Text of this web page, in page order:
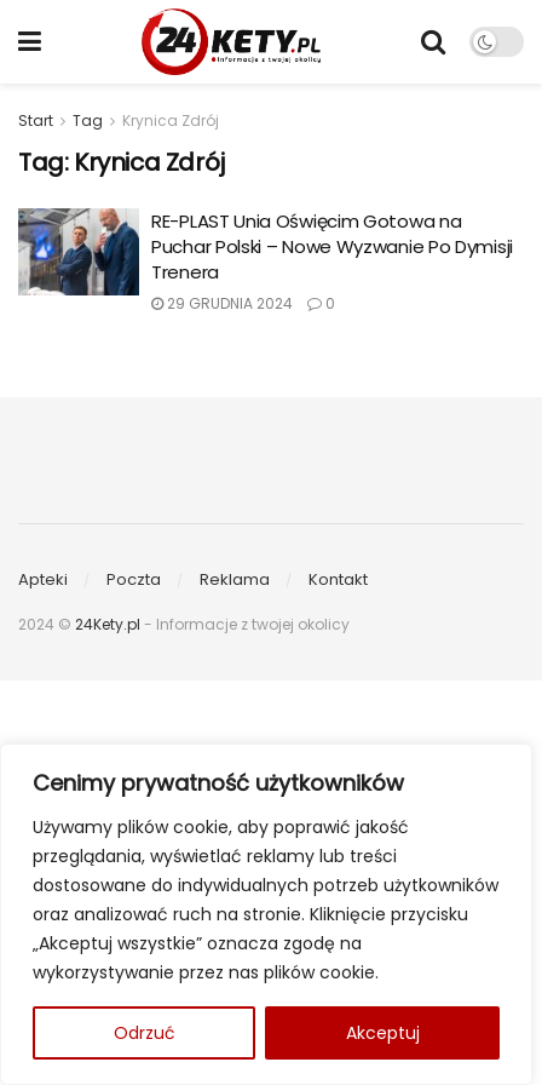
Cenimy prywatność użytkowników
Używamy plików cookie, aby poprawić jakość
przeglądania, wyświetlać reklamy lub treści
dostosowane do indywidualnych potrzeb użytkowników
oraz analizować ruch na stronie. Kliknięcie przycisku
„Akceptuj wszystkie” oznacza zgodę na
wykorzystywanie przez nas plików cookie.
Odrzuć Akceptuj
Start Tag Krynica Zdrój
Tag: Krynica Zdrój
RE-PLAST Unia Oświęcim Gotowa na
Puchar Polski – Nowe Wyzwanie Po Dymisji
Trenera
29 GRUDNIA 2024 0
Apteki Poczta Reklama Kontakt
2024 © 24Kety.pl - Informacje z twojej okolicy